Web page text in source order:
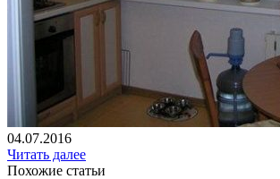
04.07.2016
Читать далее
Похожие статьи